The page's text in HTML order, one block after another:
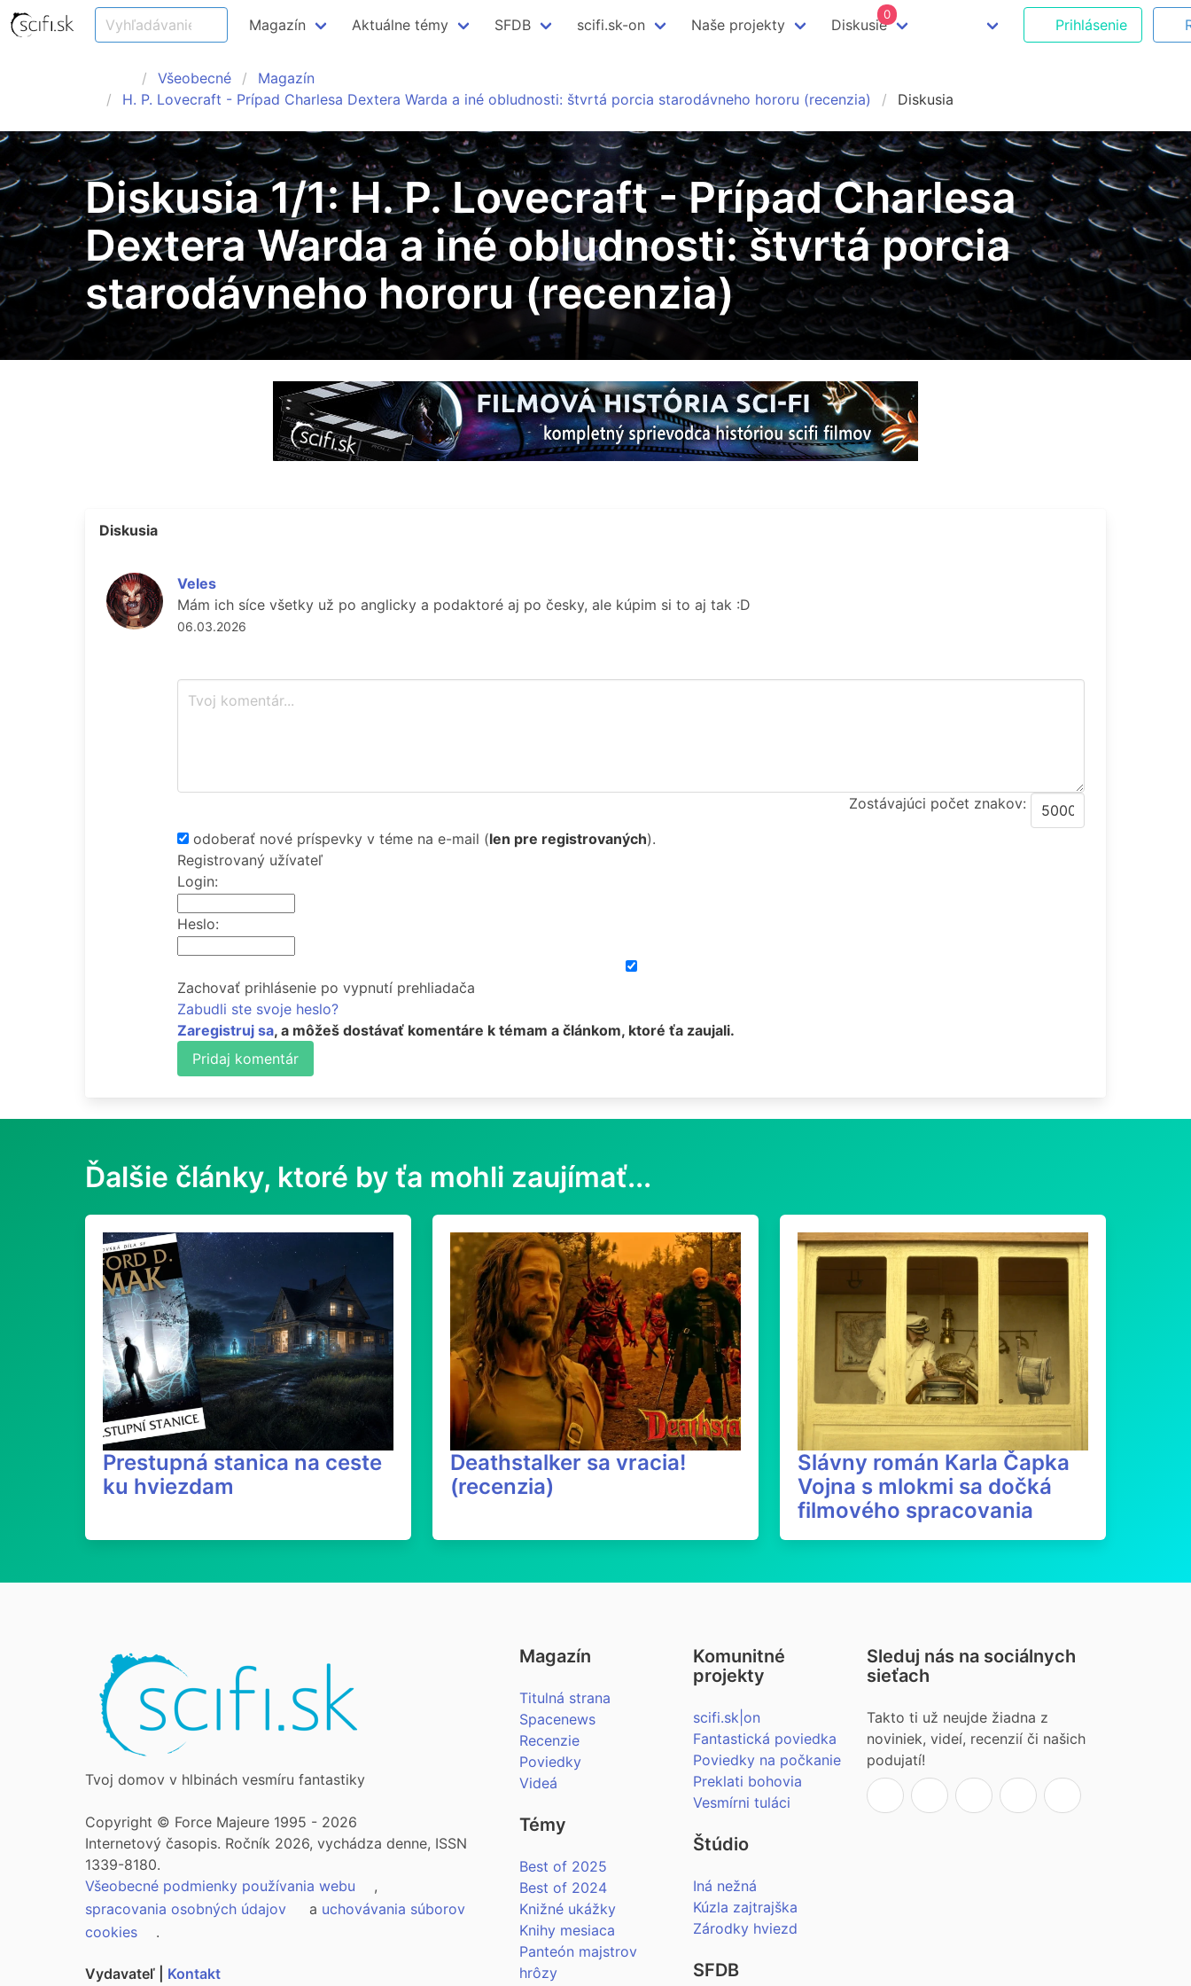
Magazín Aktuálne témy SFDB scifi.sk-on Naše projekty Diskusie
0
Prihlásenie
Všeobecné
Magazín
H. P. Lovecraft - Prípad Charlesa Dextera Warda a iné obludnosti: štvrtá porcia starodávneho hororu (recenzia)
Diskusia
Diskusia 1/1: H. P. Lovecraft - Prípad Charlesa
Dextera Warda a iné obludnosti: štvrtá porcia
starodávneho hororu (recenzia)
Diskusia
Veles
Mám ich síce všetky už po anglicky a podaktoré aj po česky, ale kúpim si to aj tak :D
06.03.2026
Zostávajúci počet znakov:
odoberať nové príspevky v téme na e-mail (len pre registrovaných).
Registrovaný užívateľ
Login:
Heslo:
Zachovať prihlásenie po vypnutí prehliadača
Zabudli ste svoje heslo?
Zaregistruj sa, a môžeš dostávať komentáre k témam a článkom, ktoré ťa zaujali.
Pridaj komentár
Ďalšie články, ktoré by ťa mohli zaujímať...
Prestupná stanica na ceste
ku hviezdam
Deathstalker sa vracia!
(recenzia)
Slávny román Karla Čapka
Vojna s mlokmi sa dočká
filmového spracovania
Tvoj domov v hlbinách vesmíru fantastiky
Copyright © Force Majeure 1995 - 2026
Internetový časopis. Ročník 2026, vychádza denne, ISSN
1339-8180.
Všeobecné podmienky používania webu
,
spracovania osobných údajov
a uchovávania súborov
cookies
.
Vydavateľ | Kontakt
Magazín
Titulná strana
Spacenews
Recenzie
Poviedky
Videá
Témy
Best of 2025
Best of 2024
Knižné ukážky
Knihy mesiaca
Panteón majstrov
hrôzy
Komunitné
projekty
scifi.sk|on
Fantastická poviedka
Poviedky na počkanie
Preklati bohovia
Vesmírni tuláci
Štúdio
Iná nežná
Kúzla zajtrajška
Zárodky hviezd
SFDB
Sleduj nás na sociálnych
sieťach
Takto ti už neujde žiadna z
noviniek, videí, recenzií či našich
podujatí!